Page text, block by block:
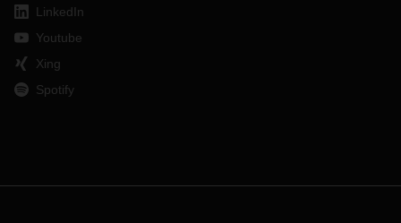
LinkedIn
Youtube
Xing
Spotify